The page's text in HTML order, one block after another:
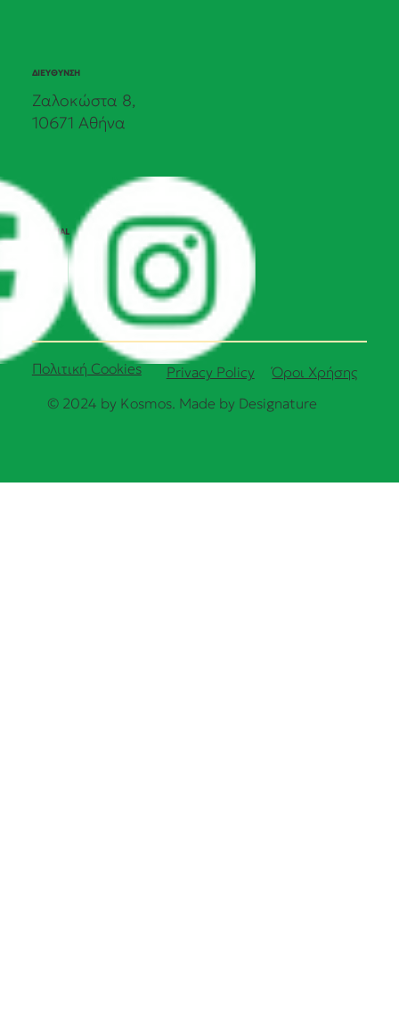
ΔΙΕΥΘΥΝΣΗ
Ζαλοκώστα 8,
10671 Αθήνα
SOCIAL
© 2024 by Kosmos. Made by Designature
Πολιτική Cookies Όροι Χρήσης
Privacy Policy